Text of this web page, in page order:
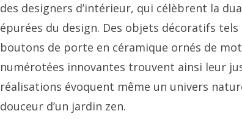
des designers d’intérieur, qui célèbrent la
épurées du design. Des objets décoratifs
boutons de porte en céramique ornés de
numérotées innovantes trouvent ainsi leur
réalisations évoquent même un univers
douceur d’un jardin zen.